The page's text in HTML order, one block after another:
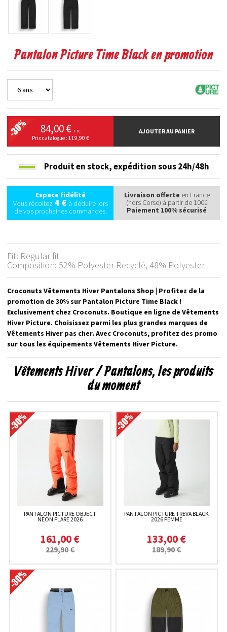
Pantalon Picture Time Black en promotion
84,00 € TTC
Prix catalogue : 119,90 €
AJOUTER AU PANIER
Produit en stock,expédition sous 24h/48h
Espace fidélité
Vous récoltez 4 €à déduire lors
de vos prochaines commandes.
Livraison offerte en France
(hors Corse) à partir de 100€
Paiement 100% sécurisé
Fit: Regular fit
Composition: 52% Polyester Recyclé, 48% Polyester
Croconuts Vêtements Hiver Pantalons Shop | Profitez de la
promotion de 30% sur Pantalon Picture Time Black !
Exclusivement chez Croconuts. Boutique en ligne de Vêtements
Hiver Picture. Choisissez parmi les plus grandes marques de
Vêtements Hiver pas cher. Avec Croconuts, profitez des promo
sur tous les équipements Vêtements Hiver Picture.
Vêtements Hiver / Pantalons, les produits
du moment
PANTALON PICTURE OBJECT
NEON FLARE 2026
161,00 €
229,90 €
PANTALON PICTURE TREVA BLACK
2026 FEMME
133,00 €
189,90 €